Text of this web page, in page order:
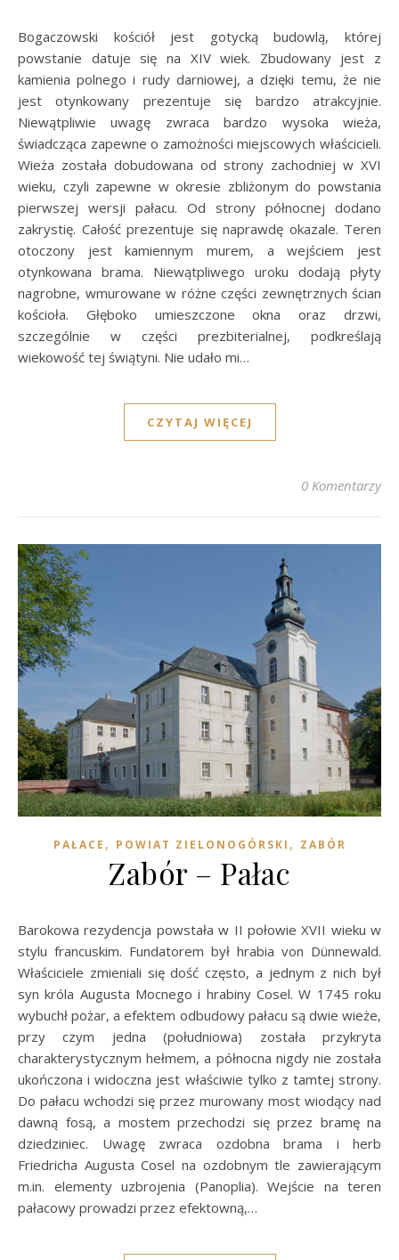
Bogaczowski kościół jest gotycką budowlą, której
powstanie datuje się na XIV wiek. Zbudowany jest z
kamienia polnego i rudy darniowej, a dzięki temu, że nie
jest otynkowany prezentuje się bardzo atrakcyjnie.
Niewątpliwie uwagę zwraca bardzo wysoka wieża,
świadcząca zapewne o zamożności miejscowych właścicieli.
Wieża została dobudowana od strony zachodniej w XVI
wieku, czyli zapewne w okresie zbliżonym do powstania
pierwszej wersji pałacu. Od strony północnej dodano
zakrystię. Całość prezentuje się naprawdę okazale. Teren
otoczony jest kamiennym murem, a wejściem jest
otynkowana brama. Niewątpliwego uroku dodają płyty
nagrobne, wmurowane w różne części zewnętrznych ścian
kościoła. Głęboko umieszczone okna oraz drzwi,
szczególnie w części prezbiterialnej, podkreślają
wiekowość tej świątyni. Nie udało mi…
CZYTAJ WIĘCEJ
0 Komentarzy
PAŁACE , POWIAT ZIELONOGÓRSKI , ZABÓR
Zabór – Pałac
Barokowa rezydencja powstała w II połowie XVII wieku w
stylu francuskim. Fundatorem był hrabia von Dünnewald.
Właściciele zmieniali się dość często, a jednym z nich był
syn króla Augusta Mocnego i hrabiny Cosel. W 1745 roku
wybuchł pożar, a efektem odbudowy pałacu są dwie wieże,
przy czym jedna (południowa) została przykryta
charakterystycznym hełmem, a północna nigdy nie została
ukończona i widoczna jest właściwie tylko z tamtej strony.
Do pałacu wchodzi się przez murowany most wiodący nad
dawną fosą, a mostem przechodzi się przez bramę na
dziedziniec. Uwagę zwraca ozdobna brama i herb
Friedricha Augusta Cosel na ozdobnym tle zawierającym
m.in. elementy uzbrojenia (Panoplia). Wejście na teren
pałacowy prowadzi przez efektowną,…